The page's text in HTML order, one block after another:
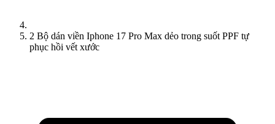
2 Bộ dán viền Iphone 17 Pro Max dẻo trong suốt PPF tự
phục hồi vết xước